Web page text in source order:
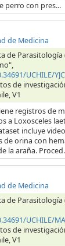
perro con pres...
de Medicina
de Parasitología
UCHILE/
de
V1
registros de
a Loxosceles
incluye
orina con
la araña.
de Medicina
de Parasitología
UCHILE/
de
V1